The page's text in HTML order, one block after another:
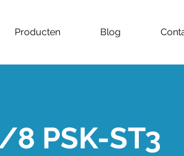
Producten Blog
PSK-ST3